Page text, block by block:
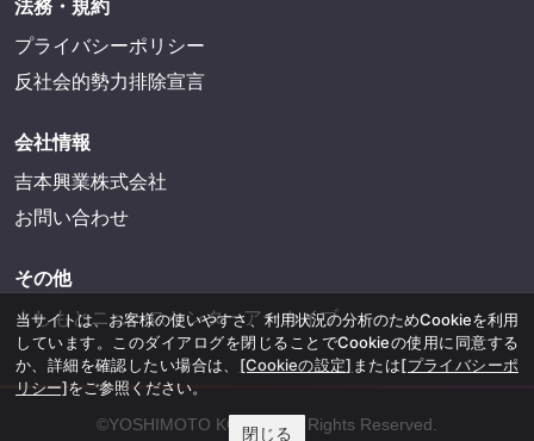
法務・規約
プライバシーポリシー
反社会的勢力排除宣言
会社情報
吉本興業株式会社
お問い合わせ
その他
よしもとニュースセンターアーカイブ
©YOSHIMOTO KOGYO, All Rights Reserved.
当サイトは、お客様の使いやすさ、利用状況の分析のためCookieを利用
しています。このダイアログを閉じることでCookieの使用に同意する
か、詳細を確認したい場合は、 [Cookieの設定] または[プライバシーポ
リシー]をご参照ください。
閉じる